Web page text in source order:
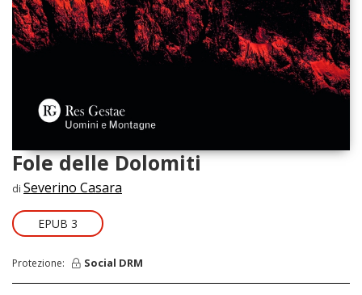
Fole delle Dolomiti
di Severino Casara
EPUB 3
Protezione: Social DRM